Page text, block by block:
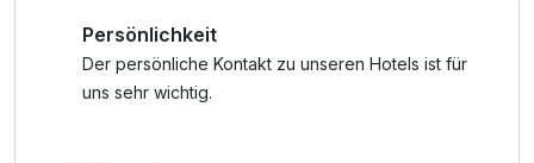
Persönlichkeit
Der persönliche Kontakt zu unseren Hotels ist für
uns sehr wichtig.